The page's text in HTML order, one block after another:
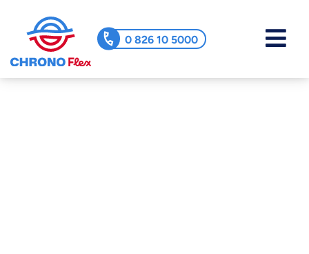
0 826 10 5000